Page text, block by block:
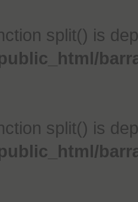
split() is
split() is